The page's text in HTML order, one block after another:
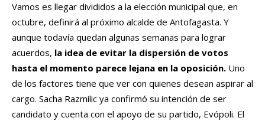
Vamos es llegar divididos a la elección municipal que, en
octubre, definirá al próximo alcalde de Antofagasta. Y
aunque todavía quedan algunas semanas para lograr
acuerdos, la idea de evitar la dispersión de votos
hasta el momento parece lejana en la oposición. Uno
de los factores tiene que ver con quienes desean aspirar al
cargo. Sacha Razmilic ya confirmó su intención de ser
candidato y cuenta con el apoyo de su partido, Evópoli. El